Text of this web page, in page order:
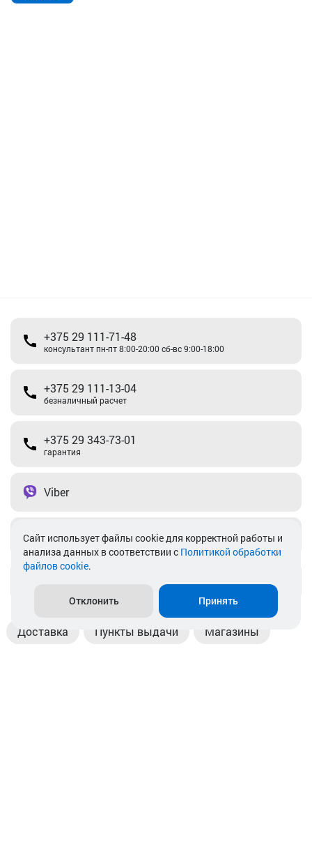
+375 29 111-71-48
консультант пн-пт 8:00-20:00 сб-вс 9:00-18:00
+375 29 111-13-04
безналичный расчет
+375 29 343-73-01
гарантия
Viber
Telegram
Доставка Пункты выдачи Магазины
Cайт использует файлы cookie для корректной работы и
анализа данных в соответствии с Политикой обработки
файлов cookie.
Отклонить Принять